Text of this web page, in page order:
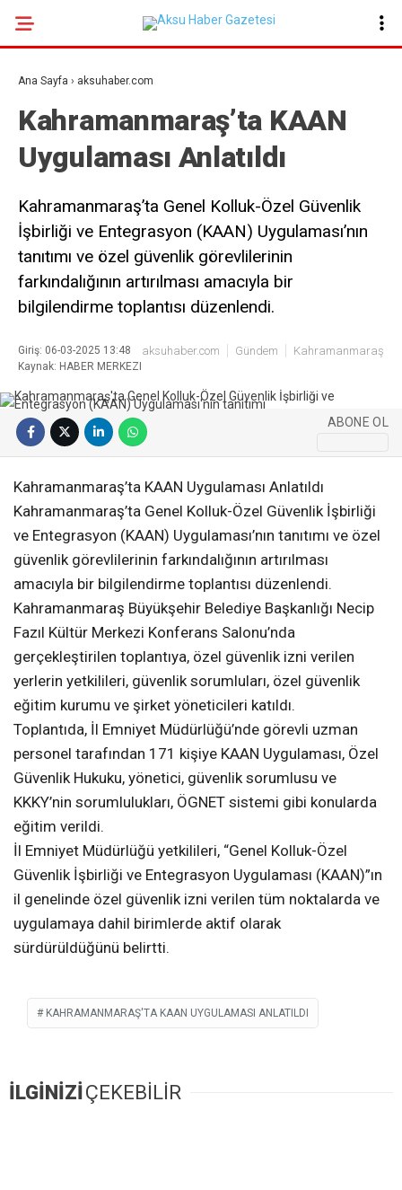
WhatsApp İhbar
Facebook
Instagram
Youtube
KAHRAMANMARAŞ
GÜNDEM
DÜNYA
SPOR
SERVISLER
KÜNYE
KAHRAMANMARAŞ
Ana Sayfa › aksuhaber.com
Kahramanmaraş’ta KAAN
Uygulaması Anlatıldı
Kahramanmaraş’ta Genel Kolluk-Özel Güvenlik
İşbirliği ve Entegrasyon (KAAN) Uygulaması’nın
tanıtımı ve özel güvenlik görevlilerinin
farkındalığının artırılması amacıyla bir
bilgilendirme toplantısı düzenlendi.
Giriş: 06-03-2025 13:48
Kaynak: HABER MERKEZI
aksuhaber.com Gündem Kahramanmaraş
ABONE OL
Kahramanmaraş’ta KAAN Uygulaması Anlatıldı
Kahramanmaraş’ta Genel Kolluk-Özel Güvenlik İşbirliği
ve Entegrasyon (KAAN) Uygulaması’nın tanıtımı ve özel
güvenlik görevlilerinin farkındalığının artırılması
amacıyla bir bilgilendirme toplantısı düzenlendi.
Kahramanmaraş Büyükşehir Belediye Başkanlığı Necip
Fazıl Kültür Merkezi Konferans Salonu’nda
gerçekleştirilen toplantıya, özel güvenlik izni verilen
yerlerin yetkilileri, güvenlik sorumluları, özel güvenlik
eğitim kurumu ve şirket yöneticileri katıldı.
Toplantıda, İl Emniyet Müdürlüğü’nde görevli uzman
personel tarafından 171 kişiye KAAN Uygulaması, Özel
Güvenlik Hukuku, yönetici, güvenlik sorumlusu ve
KKKY’nin sorumlulukları, ÖGNET sistemi gibi konularda
eğitim verildi.
İl Emniyet Müdürlüğü yetkilileri, “Genel Kolluk-Özel
Güvenlik İşbirliği ve Entegrasyon Uygulaması (KAAN)”ın
il genelinde özel güvenlik izni verilen tüm noktalarda ve
uygulamaya dahil birimlerde aktif olarak
sürdürüldüğünü belirtti.
KAHRAMANMARAŞ'TA KAAN UYGULAMASI ANLATILDI
İLGİNİZİÇEKEBİLİR